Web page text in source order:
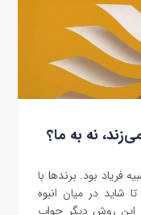
نه به ما؟
فریاد بود. برندها با
شاید در میان انبوه
این روش دیگر جواب